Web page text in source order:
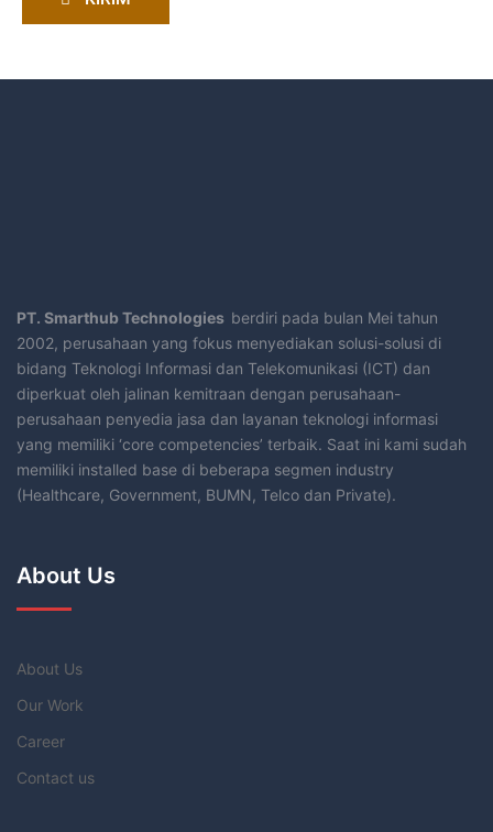
PT. SmarthubTechnologies berdiri pada bulan Mei tahun
2002, perusahaan yang fokus menyediakan solusi-solusi di
bidang Teknologi Informasi dan Telekomunikasi (ICT) dan
diperkuat oleh jalinan kemitraan dengan perusahaan-
perusahaan penyedia jasa dan layanan teknologi informasi
yang memiliki ‘core competencies’ terbaik. Saat ini kami sudah
memiliki installed base di beberapa segmen industry
(Healthcare, Government, BUMN, Telco dan Private).
About Us
About Us
Our Work
Career
Contact us